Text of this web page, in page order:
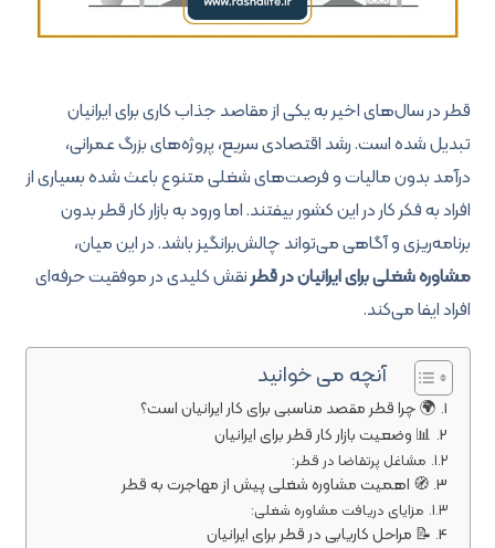
قطر در سال‌های اخیر به یکی از مقاصد جذاب کاری برای ایرانیان
تبدیل شده است. رشد اقتصادی سریع، پروژه‌های بزرگ عمرانی،
درآمد بدون مالیات و فرصت‌های شغلی متنوع باعث شده بسیاری از
افراد به فکر کار در این کشور بیفتند. اما ورود به بازار کار قطر بدون
برنامه‌ریزی و آگاهی می‌تواند چالش‌برانگیز باشد. در این میان،
مشاوره شغلی برای ایرانیان در قطرنقش کلیدی در موفقیت حرفه‌ای
افراد ایفا می‌کند.
آنچه می خوانید
🌍 چرا قطر مقصد مناسبی برای کار ایرانیان است؟
📊 وضعیت بازار کار قطر برای ایرانیان
مشاغل پرتقاضا در قطر:
🧭 اهمیت مشاوره شغلی پیش از مهاجرت به قطر
مزایای دریافت مشاوره شغلی:
📝 مراحل کاریابی در قطر برای ایرانیان